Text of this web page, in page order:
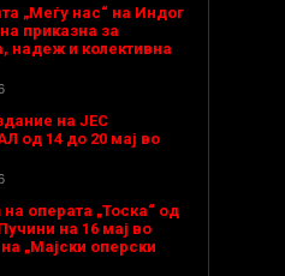
„Меѓу нас“ на Индог
приказна за
надеж и колективна
на ЈЕС
од 14 до 20 мај во
операта „Тоска“ од
на 16 мај во
„Мајски оперски